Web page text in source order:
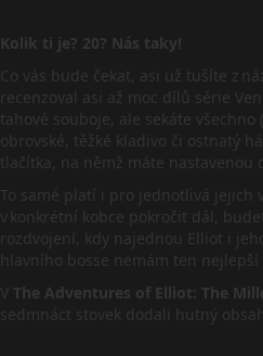
Kolik ti je? 20? Nás taky!
Co vás bude čekat, asi už tušíte z
recenzoval asi až moc dílů série
tahové souboje, ale sekáte
obrovské, těžké kladivo či ostnatý
tlačítka, na němž máte nastavenou
To samé platí i pro jednotlivá jejich
v konkrétní kobce pokročit dál,
rozdvojení, kdy najednou Elliot i
hlavního bosse nemám ten
V The Adventures of Elliot: The
sedmnáct stovek dodali hutný